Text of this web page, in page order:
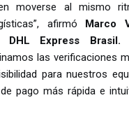
moverse al mismo
afirmó Marco
DHL Express Brasil.
las verificaciones
para nuestros
pago más rápida e